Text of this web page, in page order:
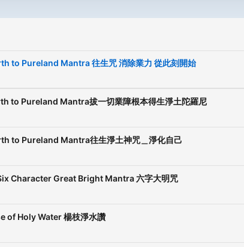
to Pureland Mantra 往生咒 消除業力 從此刻開始
to Pureland Mantra拔一切業障根本得生淨土陀羅尼
to Pureland Mantra往生淨土神咒＿淨化自己
Character Great Bright Mantra 六字大明咒
of Holy Water 楊枝淨水讚